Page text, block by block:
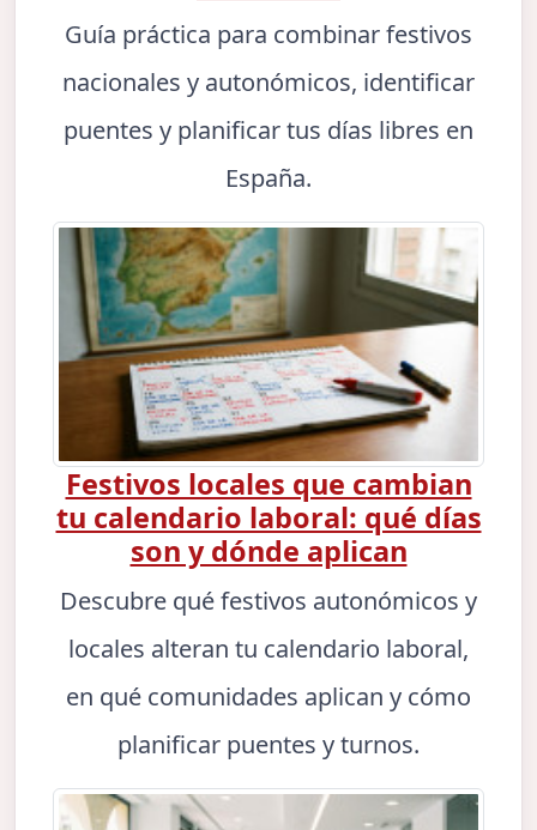
Guía práctica para combinar festivos
nacionales y autonómicos, identificar
puentes y planificar tus días libres en
España.
Festivos locales que cambian
tu calendario laboral: qué días
son y dónde aplican
Descubre qué festivos autonómicos y
locales alteran tu calendario laboral,
en qué comunidades aplican y cómo
planificar puentes y turnos.